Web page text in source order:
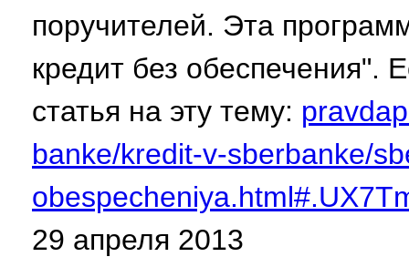
поручителей. Эта
кредит без обеспечения".
статья на эту тему:
banke/kredit-v-sberbanke/
29 апреля 2013